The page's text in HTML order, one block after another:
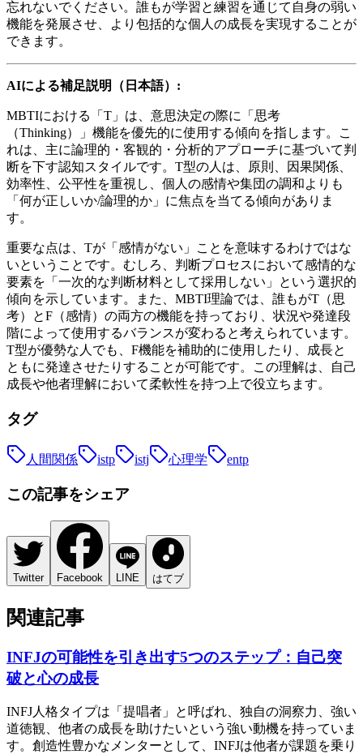
忘れないでください。誰もが学習と練習を通じて自身の弱い
機能を発展させ、より包括的な個人の成長を実現することが
できます。
AIによる補足説明（日本語）:
MBTIにおける「T」は、意思決定の際に「思考
（Thinking）」機能を優先的に使用する傾向を指します。こ
れは、主に論理的・客観的・分析的アプローチに基づいて判
断を下す認知スタイルです。T型の人は、原則、因果関係、
効率性、公平性を重視し、個人の感情や集団の調和よりも
「何が正しいか/論理的か」に焦点を当てる傾向がありま
す。
重要な点は、Tが「感情がない」ことを意味するわけではな
いということです。むしろ、判断プロセスにおいて感情的な
要素を「一次的な判断材料として採用しない」という選択的
傾向を示しています。また、MBTI理論では、誰もがT（思
考）とF（感情）の両方の機能を持っており、状況や発達段
階によって使用するバランスが変わると考えられています。
T型が優勢な人でも、F機能を補助的に使用したり、成長と
ともに発達させたりすることが可能です。この理解は、自己
成長や他者理解において柔軟性を持つ上で役立ちます。
タグ
人間関係 istp istj 心理学 entp
この記事をシェア
Twitter Facebook LINE はてブ
関連記事
INFJの可能性を引き出す5つのステップ：自己突
破と心の成長
INFJ人格タイプは「提唱者」と呼ばれ、独自の洞察力、強い
道徳観、他者の成長を助けたいという強い動機を持っていま
す。創造性豊かなメンターとして、INFJは他者が課題を乗り